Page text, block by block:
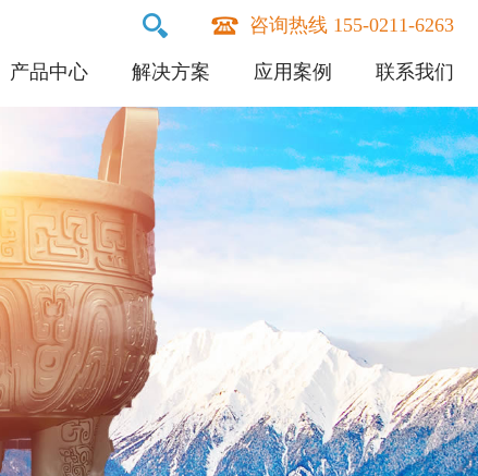
咨询热线 155-0211-6263
产品中心 解决方案 应用案例 联系我们